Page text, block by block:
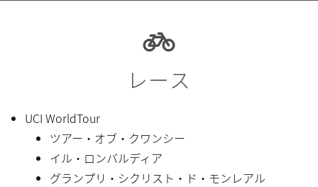
レース
UCI WorldTour
ツアー・オブ・クワンシー
イル・ロンバルディア
グランプリ・シクリスト・ド・モンレアル